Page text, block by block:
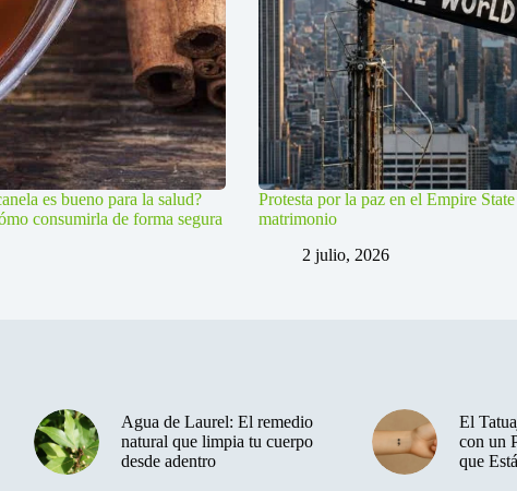
es bueno para la salud?
consumirla de forma segura
Protesta por la paz en el Empire
matrimonio
2 julio, 2026
Agua de Laurel: El remedio
natural que limpia tu cuerpo
desde adentro
El
con un
que